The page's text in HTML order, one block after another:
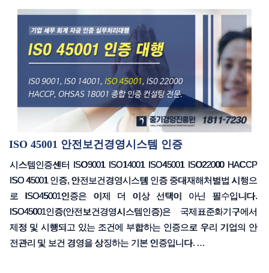
ISO 45001 안전보건경영시스템 인증
시스템인증센터 ISO9001 ISO14001 ISO45001 ISO22000 HACCP
ISO 45001 인증, 안전보건경영시스템 인증 중대재해처벌법 시행으
로 ISO45001인증은 이제 더 이상 선택이 아닌 필수입니다.
ISO45001인증(안전보건경영시스템인증)은 국제표준화기구에서
제정 및 시행되고 있는 조건에 부합하는 인증으로 우리 기업의 안
전관리 및 보건 경영을 상징하는 기본 인증입니다. …